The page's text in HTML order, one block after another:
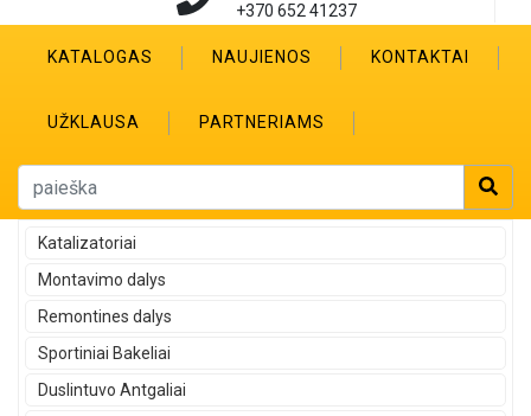
+370 652 41237
KATALOGAS NAUJIENOS KONTAKTAI
UŽKLAUSA PARTNERIAMS
Katalizatoriai
Montavimo dalys
Remontines dalys
Sportiniai Bakeliai
Duslintuvo Antgaliai